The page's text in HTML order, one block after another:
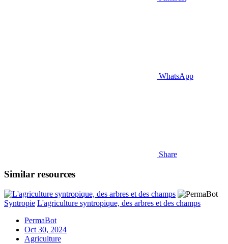
WhatsApp
Share
Similar resources
Syntropie L'agriculture syntropique, des arbres et des champs
PermaBot
Oct 30, 2024
Agriculture